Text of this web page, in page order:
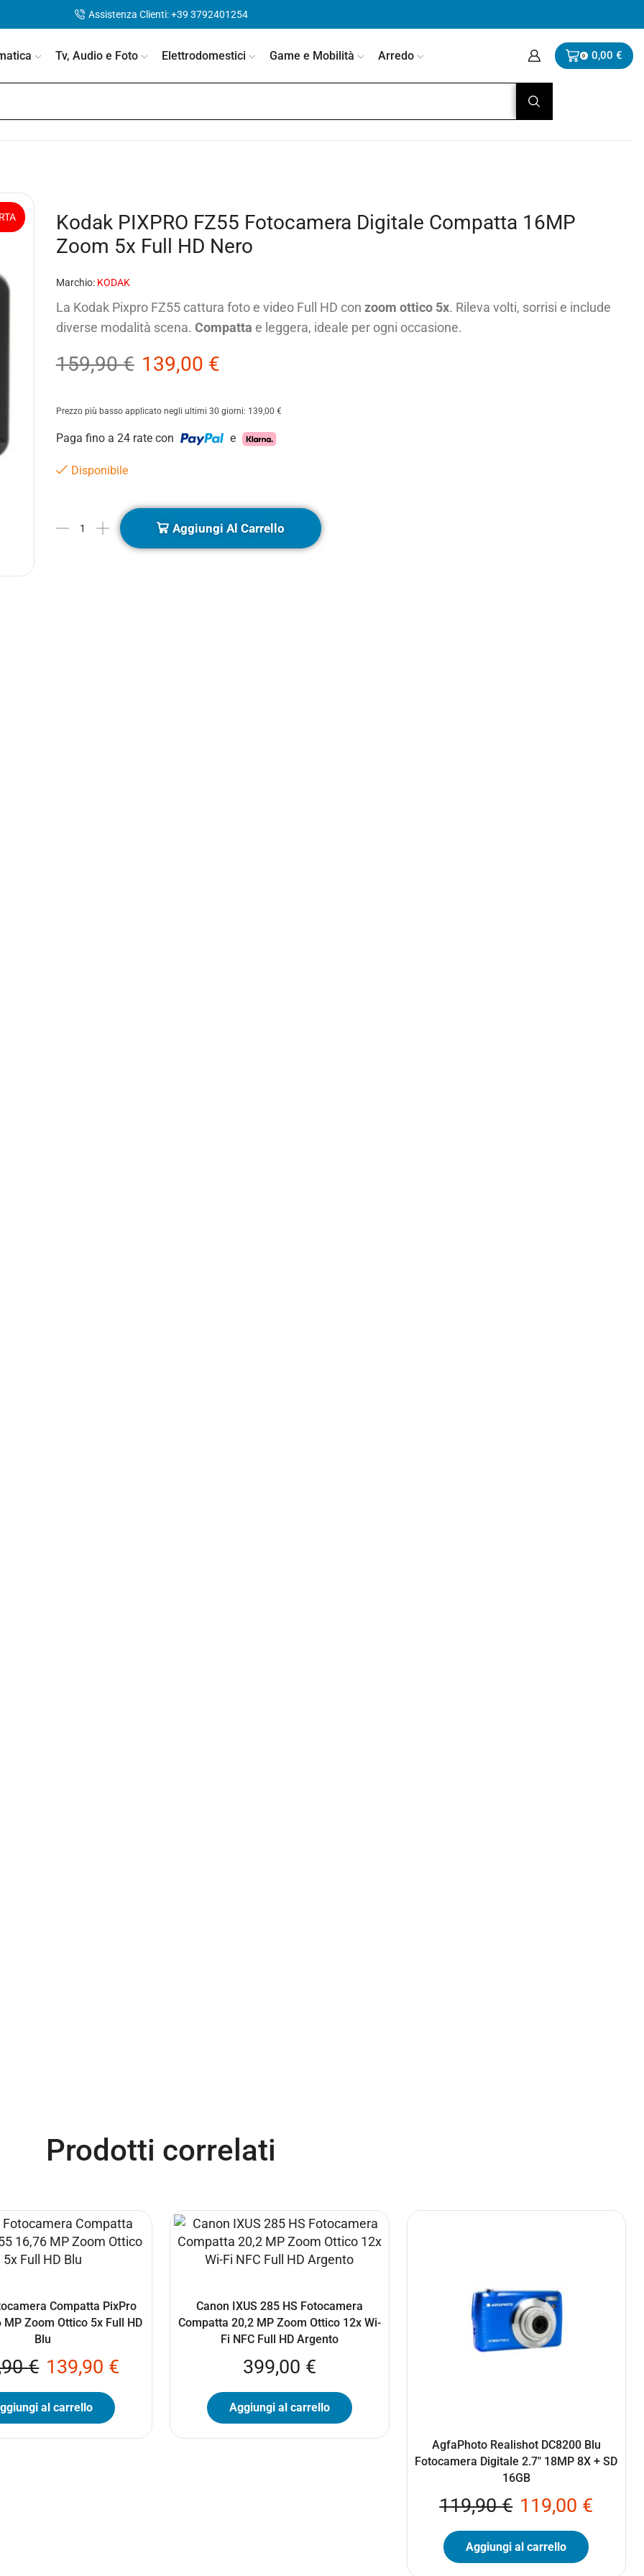
Assistenza Clienti: +39 3792401254
Tv, Audio e Foto Elettrodomestici Game e Mobilità Arredo 0 0,00 €
Kodak PIXPRO FZ55 Fotocamera Digitale Compatta 16MP
Zoom 5x Full HD Nero
Marchio: KODAK
La Kodak Pixpro FZ55 cattura foto e video Full HD con zoom ottico 5x. Rileva volti, sorrisi e include
diverse modalità scena. Compatta e leggera, ideale per ogni occasione.
159,90€ 139,00 €
Prezzo più basso applicato negli ultimi 30 giorni: 139,00 €
Paga fino a 24 rate con e
Disponibile
Aggiungi Al Carrello
Prodotti correlati
Compatta PixPro
MP Zoom Ottico 5x Full HD
Blu
€ 139,90 €
al carrello
Canon IXUS 285 HS Fotocamera
Compatta 20,2 MP Zoom Ottico 12x Wi-
Fi NFC Full HD Argento
399,00 €
Aggiungi al carrello
AgfaPhoto Realishot DC8200 Blu
Fotocamera Digitale 2.7″ 18MP 8X + SD
16GB
119,90€ 119,00 €
Aggiungi al carrello